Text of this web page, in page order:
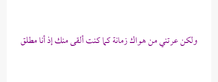
ولكن عرتني من هواك زمانة كما كنت ألقى منك إذ أنا مطلق